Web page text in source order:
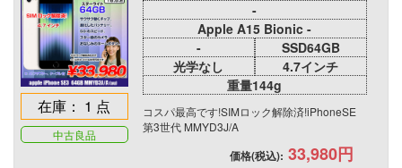
在庫： 1 点
中古良品
-
Apple A15 Bionic -
-
SSD64GB
光学なし
4.7インチ
重量144g
コスパ最高です!SIMロック解除済!iPhoneSE
第3世代 MMYD3J/A
価格(税込): 33,980円